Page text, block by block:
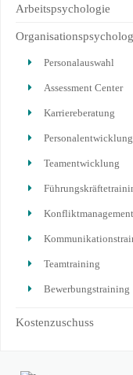
Arbeitspsychologie
Personalauswahl
Assessment Center
Karriereberatung
Personalentwicklung
Teamentwicklung
Konfliktmanagement
Teamtraining
Bewerbungstraining
Kostenzuschuss